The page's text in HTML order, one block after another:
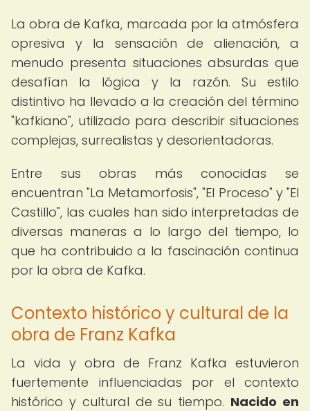
La obra de Kafka, marcada por la atmósfera
opresiva y la sensación de alienación, a
menudo presenta situaciones absurdas que
desafían la lógica y la razón. Su estilo
distintivo ha llevado a la creación del término
"kafkiano", utilizado para describir situaciones
complejas, surrealistas y desorientadoras.
Entre sus obras más conocidas se
encuentran "La Metamorfosis", "El Proceso" y "El
Castillo", las cuales han sido interpretadas de
diversas maneras a lo largo del tiempo, lo
que ha contribuido a la fascinación continua
por la obra de Kafka.
Contexto histórico y cultural de la
obra de Franz Kafka
La vida y obra de Franz Kafka estuvieron
fuertemente influenciadas por el contexto
histórico y cultural de su tiempo. Nacido en